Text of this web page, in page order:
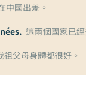
中國出差。
這兩個國家已經
祖父母身體都很好。